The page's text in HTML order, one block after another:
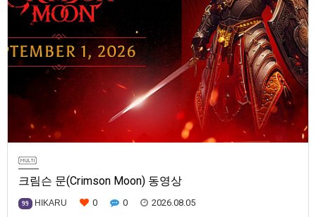
크림슨 문(Crimson Moon) 동영상
99 HIKARU 0 0 2026.08.05